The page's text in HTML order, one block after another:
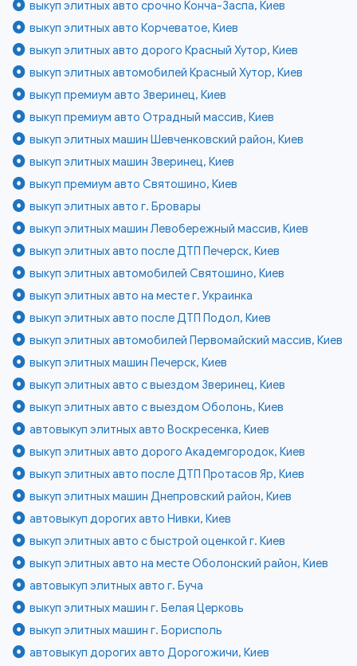
выкуп элитных авто срочно Конча-Заспа, Киев
выкуп элитных авто Корчеватое, Киев
выкуп элитных авто дорого Красный Хутор, Киев
выкуп элитных автомобилей Красный Хутор, Киев
выкуп премиум авто Зверинец, Киев
выкуп премиум авто Отрадный массив, Киев
выкуп элитных машин Шевченковский район, Киев
выкуп элитных машин Зверинец, Киев
выкуп премиум авто Святошино, Киев
выкуп элитных авто г. Бровары
выкуп элитных машин Левобережный массив, Киев
выкуп элитных авто после ДТП Печерск, Киев
выкуп элитных автомобилей Святошино, Киев
выкуп элитных авто на месте г. Украинка
выкуп элитных авто после ДТП Подол, Киев
выкуп элитных автомобилей Первомайский массив, Киев
выкуп элитных машин Печерск, Киев
выкуп элитных авто с выездом Зверинец, Киев
выкуп элитных авто с выездом Оболонь, Киев
автовыкуп элитных авто Воскресенка, Киев
выкуп элитных авто дорого Академгородок, Киев
выкуп элитных авто после ДТП Протасов Яр, Киев
выкуп элитных машин Днепровский район, Киев
автовыкуп дорогих авто Нивки, Киев
выкуп элитных авто с быстрой оценкой г. Киев
выкуп элитных авто на месте Оболонский район, Киев
автовыкуп элитных авто г. Буча
выкуп элитных машин г. Белая Церковь
выкуп элитных машин г. Борисполь
автовыкуп дорогих авто Дорогожичи, Киев